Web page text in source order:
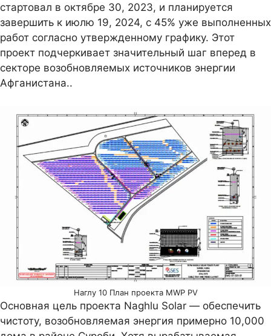
стартовал в октябре 30, 2023, и планируется
завершить к июлю 19, 2024, с 45% уже выполненных
работ согласно утвержденному графику. Этот
проект подчеркивает значительный шаг вперед в
секторе возобновляемых источников энергии
Афганистана..
Наглу 10 План проекта MWP PV
Основная цель проекта Naghlu Solar — обеспечить
чистоту, возобновляемая энергия примерно 10,000